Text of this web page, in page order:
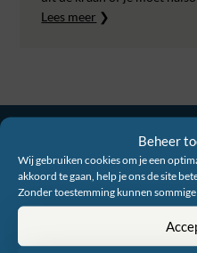
Beheer
Wij gebruiken cookies om je een
akkoord te gaan, help je ons de site
Zonder toestemming kunnen
Lees meer ❯
Officieel distributeur in de